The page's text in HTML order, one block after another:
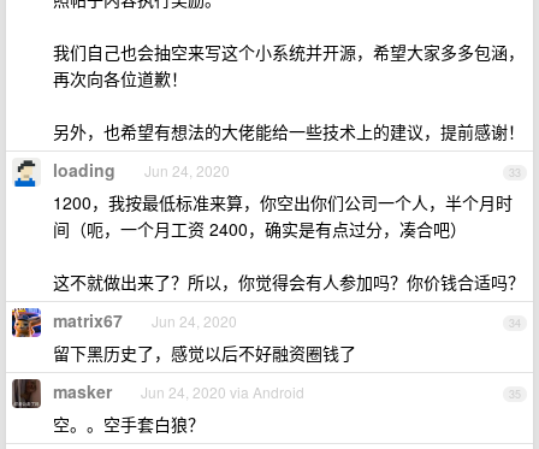
我们自己也会抽空来写这个小系统并开源，希望大家多多包涵，
再次向各位道歉！
另外，也希望有想法的大佬能给一些技术上的建议，提前感谢！
33
loading Jun 24, 2020
1200，我按最低标准来算，你空出你们公司一个人，半个月时
间（呃，一个月工资 2400，确实是有点过分，凑合吧）
这不就做出来了？所以，你觉得会有人参加吗？你价钱合适吗？
34
matrix67 Jun 24, 2020
留下黑历史了，感觉以后不好融资圈钱了
35
masker Jun 24, 2020 via Android
空。。空手套白狼？